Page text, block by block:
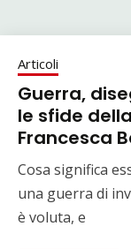
Articoli
Guerra,
le sfide
Francesca
Cosa significa
una guerra di
è voluta, e